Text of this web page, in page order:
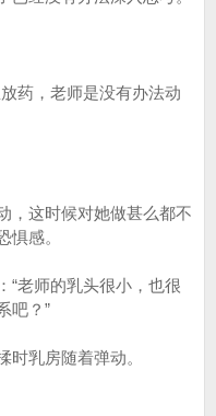
药，老师是没有办法动
这时候对她做甚么都不
惧感。
老师的乳头很小，也很
吧？”
乳房随着弹动。